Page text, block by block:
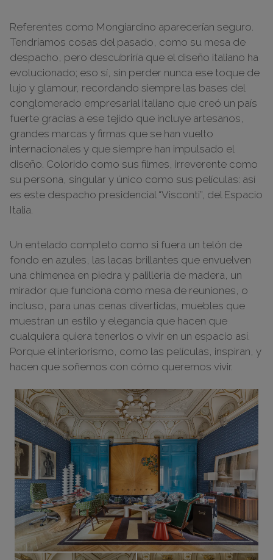
Referentes como Mongiardino aparecerían seguro.
Tendríamos cosas del pasado, como su mesa de
despacho, pero descubriría que el diseño italiano ha
evolucionado; eso sí, sin perder nunca ese toque de
lujo y glamour, recordando siempre las bases del
conglomerado empresarial italiano que creó un país
fuerte gracias a ese tejido que incluye artesanos,
grandes marcas y firmas que se han vuelto
internacionales y que siempre han impulsado el
diseño. Colorido como sus filmes, irreverente como
su persona, singular y único como sus películas: así
es este despacho presidencial “Visconti”, del Espacio
Italia.
Un entelado completo como si fuera un telón de
fondo en azules, las lacas brillantes que envuelven
una chimenea en piedra y palillería de madera, un
mirador que funciona como mesa de reuniones, o
incluso, para unas cenas divertidas, muebles que
muestran un estilo y elegancia que hacen que
cualquiera quiera tenerlos o vivir en un espacio así.
Porque el interiorismo, como las películas, inspiran, y
hacen que soñemos con cómo queremos vivir.